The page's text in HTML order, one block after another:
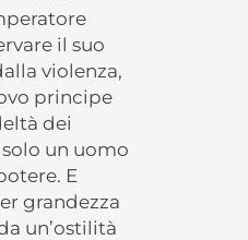
il suo
violenza,
principe
dei
un uomo
E
grandezza
un’ostilità